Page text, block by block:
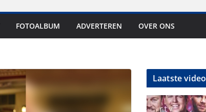
FOTOALBUM ADVERTEREN OVER ONS
Laatste video